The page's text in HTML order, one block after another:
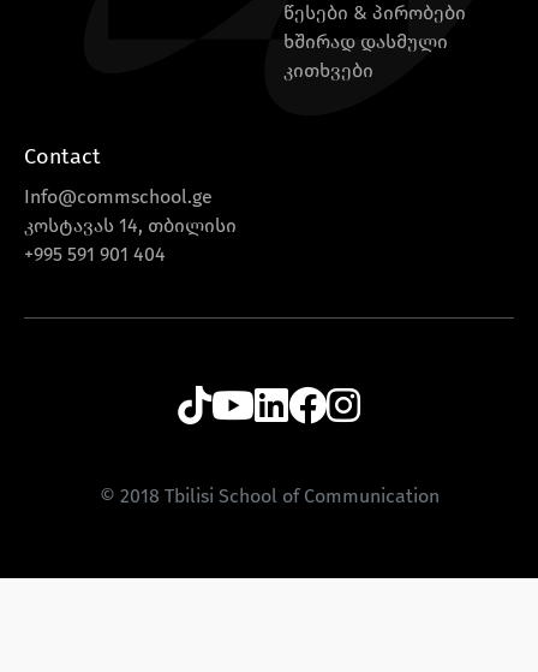
წესები & პირობები
ხშირად დასმული
კითხვები
Contact
Info@commschool.ge
კოსტავას 14, თბილისი
+995 591 901 404
© 2018 Tbilisi School of Communication